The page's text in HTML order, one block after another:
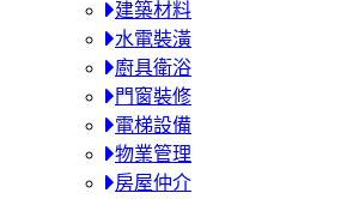
建築材料
水電裝潢
廚具衛浴
門窗裝修
電梯設備
物業管理
房屋仲介